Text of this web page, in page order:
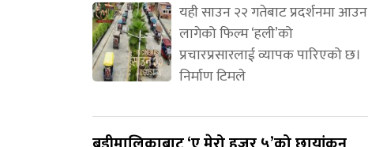
यही साउन २२ गतेबाट प्रदर्शनमा आउन
लागेको फिल्म ‘हली’को
प्रचारप्रसारलाई व्यापक पारिएको छ।
निर्माण टिमले